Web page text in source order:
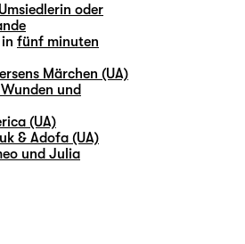
oder
fünf minuten
Märchen (UA)
und
(UA)
& Adofa (UA)
und Julia